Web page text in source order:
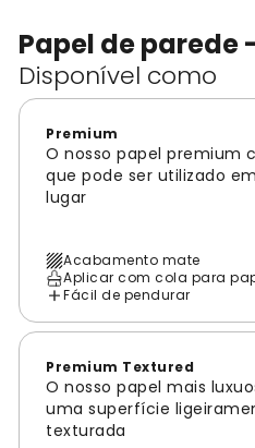
Papel de parede
Disponível como
Premium
O nosso papel premium
que pode ser utilizado
lugar
Acabamento mate
Aplicar com cola para
Fácil de pendurar
Premium Textured
O nosso papel mais
uma superfície
texturada